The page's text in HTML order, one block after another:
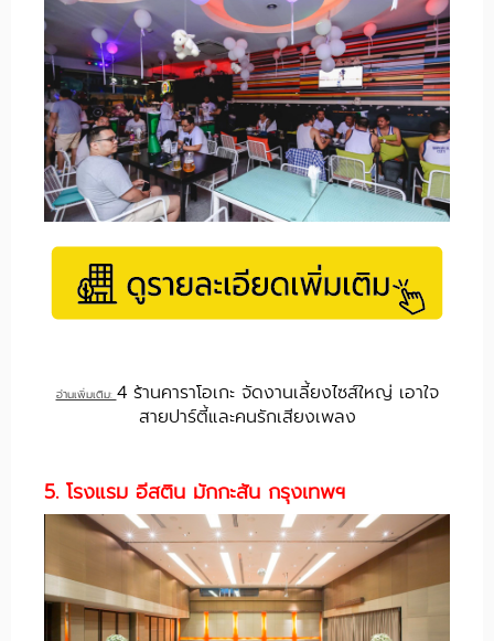
อ่านเพิ่มเติม: 4 ร้านคาราโอเกะ จัดงานเลี้ยงไซส์ใหญ่ เอาใจ
สายปาร์ตี้และคนรักเสียงเพลง
5. โรงแรม อีสติน มักกะสัน กรุงเทพฯ